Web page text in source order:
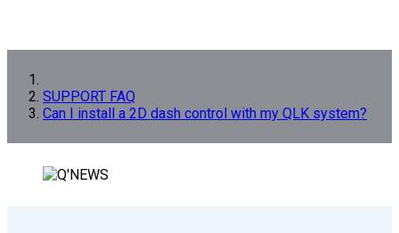
SUPPORT FAQ
Can I install a 2D dash control with my QLK system?